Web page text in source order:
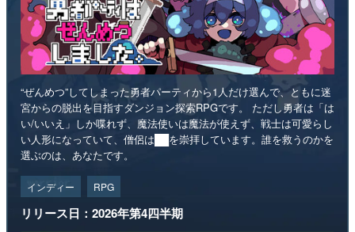
“ぜんめつ”してしまった勇者パーティから1人だけ選んで、ともに迷
宮からの脱出を目指すダンジョン探索RPGです。 ただし勇者は「は
い/いいえ」しか喋れず、魔法使いは魔法が使えず、戦士は可愛らし
い人形になっていて、僧侶は██を崇拝しています。誰を救うのかを
選ぶのは、あなたです。
インディー RPG
リリース日：2026年第4四半期